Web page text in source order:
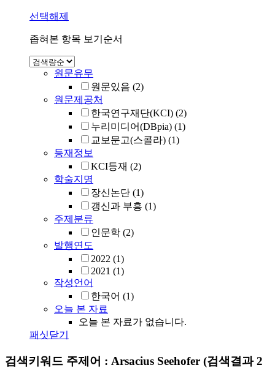
선택해제
좁혀본 항목 보기순서
원문유무
원문있음 (2)
원문제공처
한국연구재단(KCI) (2)
누리미디어(DBpia) (1)
교보문고(스콜라) (1)
등재정보
KCI등재 (2)
학술지명
장신논단 (1)
갱신과 부흥 (1)
주제분류
인문학 (2)
발행연도
2022 (1)
2021 (1)
작성언어
한국어 (1)
오늘 본 자료
오늘 본 자료가 없습니다.
패싯닫기
검색키워드 주제어 : Arsacius Seehofer (검색결과 2